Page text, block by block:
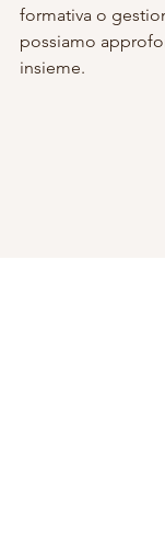
formativa o
possiamo
insieme.